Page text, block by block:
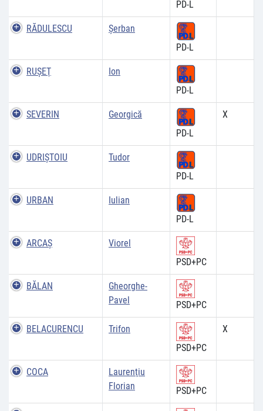
PD-L
RĂDULESCU
Şerban
PD-L
RUŞEŢ
Ion
PD-L
SEVERIN
Georgică
PD-L
X
UDRIŞTOIU
Tudor
PD-L
URBAN
Iulian
PD-L
ARCAŞ
Viorel
PSD+PC
BĂLAN
Gheorghe-
Pavel
PSD+PC
BELACURENCU
Trifon
PSD+PC
X
COCA
Laurenţiu
Florian
PSD+PC